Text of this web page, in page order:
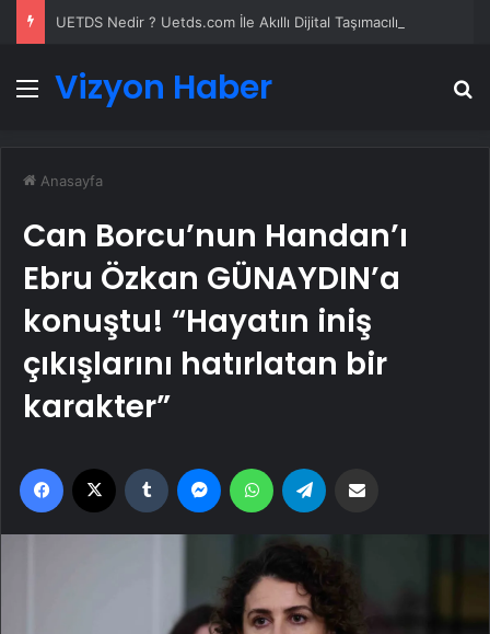
Menü
Vizyon Haber
Anasayfa
Can Borcu’nun Handan’ı
Ebru Özkan GÜNAYDIN’a
konuştu! “Hayatın iniş
çıkışlarını hatırlatan bir
karakter”
Facebook Tumblr MessengerWhatsApp